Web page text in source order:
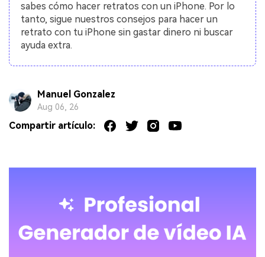
sabes cómo hacer retratos con un iPhone.󠀲󠀡󠀡󠀤󠀦󠀡󠀢󠀥󠀤󠀳󠀰 Por lo
tanto, sigue nuestros consejos para hacer un
retrato con tu iPhone sin gastar dinero ni buscar
ayuda extra.
Manuel Gonzalez
Aug 06, 26
Compartir artículo: